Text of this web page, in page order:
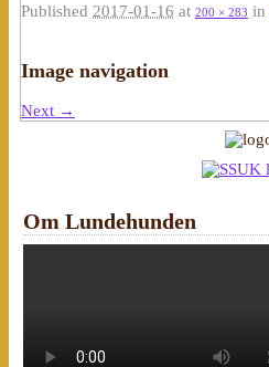
Published 2017-01-16 at 200 × 283 in
Image navigation
Next →
Om Lundehunden